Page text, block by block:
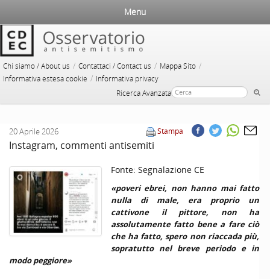
Chi siamo / About us / Contattaci / Contact us / Mappa Sito /
Informativa estesa cookie / Informativa privacy
Ricerca Avanzata
Menu
Stampa
20 Aprile 2026
Instagram, commenti antisemiti
Fonte: Segnalazione CE
«poveri ebrei, non hanno mai fatto
nulla di male, era proprio un
cattivone il pittore, non ha
assolutamente fatto bene a fare ciò
che ha fatto, spero non riaccada più,
sopratutto nel breve periodo e in
modo peggiore»